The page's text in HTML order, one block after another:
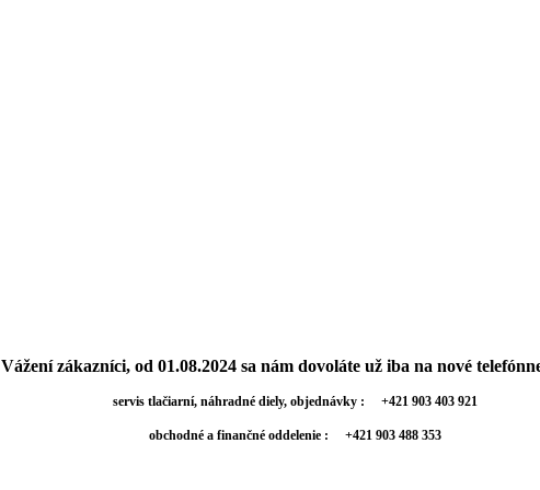
Vážení zákazníci, od 01.08.2024 sa nám dovoláte už iba na nové
servis tlačiarní, náhradné diely, objednávky : +421 903 403 921
obchodné a finančné oddelenie : +421 903 488 353